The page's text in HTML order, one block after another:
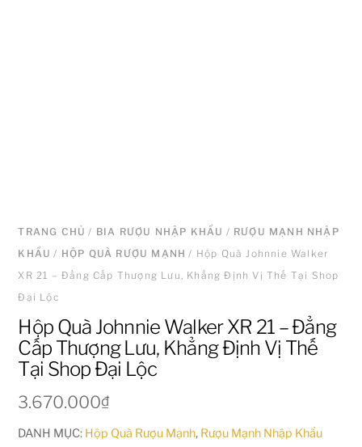
TRANG CHỦ / BIA RƯỢU NHẬP KHẨU / RƯỢU MẠNH NHẬP
KHẨU / HỘP QUÀ RƯỢU MẠNH / Hộp Quà Johnnie Walker
XR 21 – Đẳng Cấp Thượng Lưu, Khẳng Định Vị Thế Tại Shop
Đại Lộc
Hộp Quà Johnnie Walker XR 21 – Đẳng
Cấp Thượng Lưu, Khẳng Định Vị Thế
Tại Shop Đại Lộc
3.670.000₫
DANH MỤC: Hộp Quà Rượu Mạnh, Rượu Mạnh Nhập Khẩu